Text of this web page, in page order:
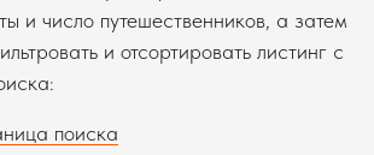
и число путешественников, а затем
и отсортировать листинг с
поиска